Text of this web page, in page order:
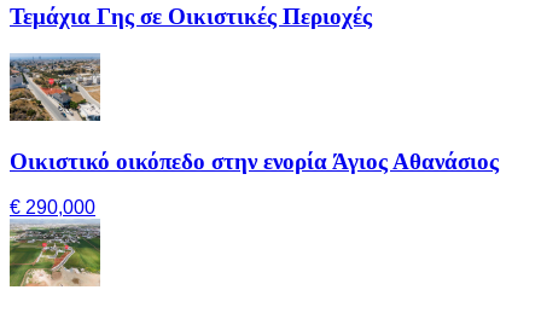
Τεμάχια Γης σε Οικιστικές Περιοχές
Οικιστικό οικόπεδο στην ενορία Άγιος Αθανάσιος
€ 290,000